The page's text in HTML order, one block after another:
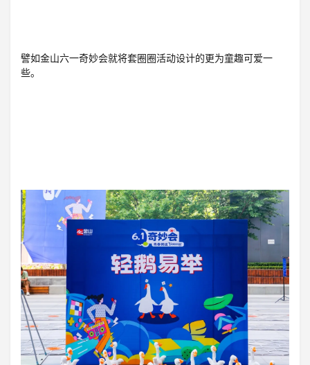
譬如金山六一奇妙会就将套圈圈活动设计的更为童趣可爱一
些。